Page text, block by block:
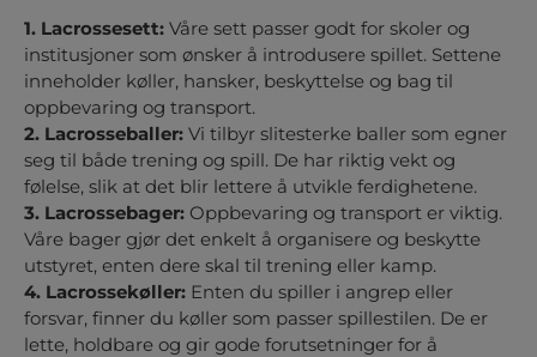
1. Lacrossesett: Våre sett passer godt for skoler og
institusjoner som ønsker å introdusere spillet. Settene
inneholder køller, hansker, beskyttelse og bag til
oppbevaring og transport.
2. Lacrosseballer: Vi tilbyr slitesterke baller som egner
seg til både trening og spill. De har riktig vekt og
følelse, slik at det blir lettere å utvikle ferdighetene.
3. Lacrossebager: Oppbevaring og transport er viktig.
Våre bager gjør det enkelt å organisere og beskytte
utstyret, enten dere skal til trening eller kamp.
4. Lacrossekøller: Enten du spiller i angrep eller
forsvar, finner du køller som passer spillestilen. De er
lette, holdbare og gir gode forutsetninger for å